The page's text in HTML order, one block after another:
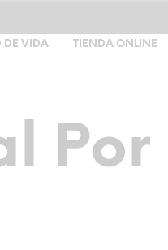
DE VIDA TIENDA ONLINE
Por